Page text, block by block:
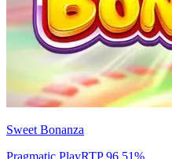
Sweet Bonanza
Pragmatic PlayRTP96.51%